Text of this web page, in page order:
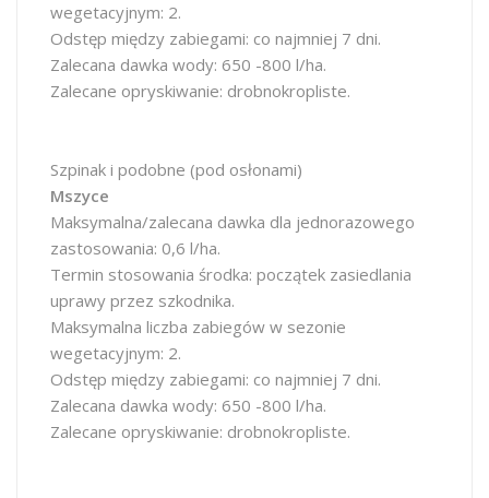
wegetacyjnym: 2.
Odstęp między zabiegami: co najmniej 7 dni.
Zalecana dawka wody: 650 -800 l/ha.
Zalecane opryskiwanie: drobnokropliste.
Szpinak i podobne (pod osłonami)
Mszyce
Maksymalna/zalecana dawka dla jednorazowego
zastosowania: 0,6 l/ha.
Termin stosowania środka: początek zasiedlania
uprawy przez szkodnika.
Maksymalna liczba zabiegów w sezonie
wegetacyjnym: 2.
Odstęp między zabiegami: co najmniej 7 dni.
Zalecana dawka wody: 650 -800 l/ha.
Zalecane opryskiwanie: drobnokropliste.